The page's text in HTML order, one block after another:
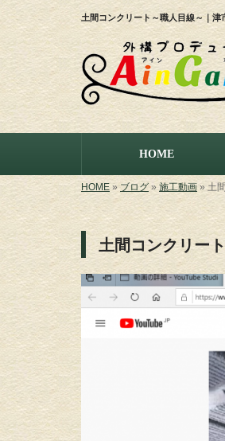
土間コンクリート～職人目線～｜
HOME
HOME »ブログ » 施工動画 » 土
土間コンクリー